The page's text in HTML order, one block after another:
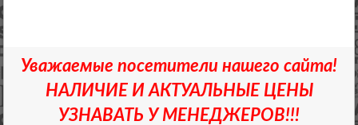
Уважаемые посетители нашего сайта!
НАЛИЧИЕ И АКТУАЛЬНЫЕ ЦЕНЫ
УЗНАВАТЬ У МЕНЕДЖЕРОВ!!!